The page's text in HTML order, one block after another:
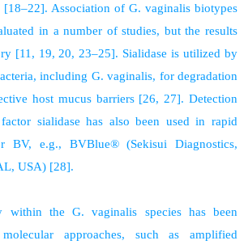
[18–22]. Association of G. vaginalis biotypes
in a number of studies, but the results
[11, 19, 20, 23–25]. Sialidase is utilized by
including G. vaginalis, for degradation
host mucus barriers [26, 27]. Detection
sialidase has also been used in rapid
BV, e.g., BVBlue® (Sekisui Diagnostics,
USA) [28].
within the G. vaginalis species has been
approaches, such as amplified